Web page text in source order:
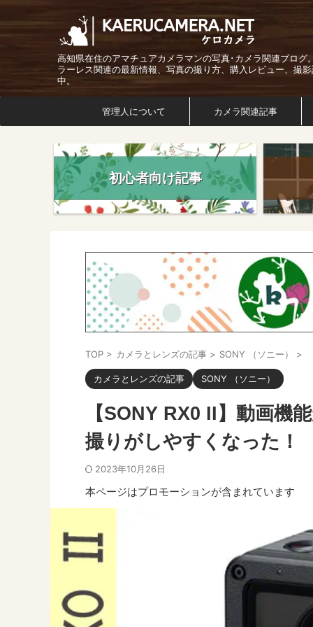
高知県在住のアマチュアカメラマンの写真･カメラ関連ブログ
ラーレス関連の最新情報、写真の撮り方、購入レビュー、撮
中。
管理人について カメラ関連記事
初心者向け記事
TOP > カメラとレンズの記事 > SONY （ソニー） >
カメラとレンズの記事 SONY （ソニー）
【SONY RX0 II】動画機
撮りがしやすくなった！
2023年10月26日
本ページはプロモーションが含まれています